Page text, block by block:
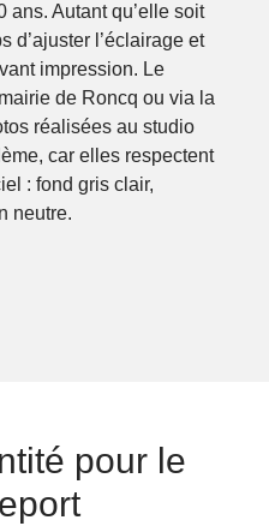
ans. Autant qu’elle soit
d’ajuster l’éclairage et
impression. Le
de Roncq ou via la
réalisées au studio
car elles respectent
: fond gris clair,
neutre.
pour le